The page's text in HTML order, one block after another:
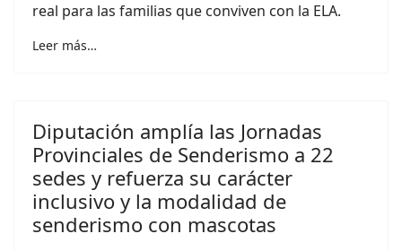
real para las familias que conviven con la ELA.
Leer más…
Diputación amplía las Jornadas
Provinciales de Senderismo a 22
sedes y refuerza su carácter
inclusivo y la modalidad de
senderismo con mascotas